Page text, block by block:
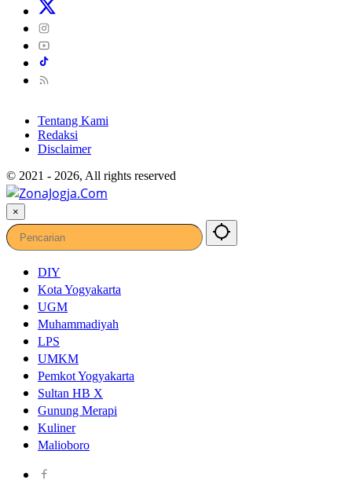
Tentang Kami
Redaksi
Disclaimer
© 2021 - 2026, All rights reserved
×
DIY
Kota Yogyakarta
UGM
Muhammadiyah
LPS
UMKM
Pemkot Yogyakarta
Sultan HB X
Gunung Merapi
Kuliner
Malioboro